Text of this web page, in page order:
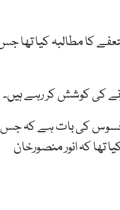
کا مطالبہ کیا تھا
کی کوشش کر رہے ہیں۔
افسوس کی بات ہے کہ جس
تھا کہ انور منصورخان